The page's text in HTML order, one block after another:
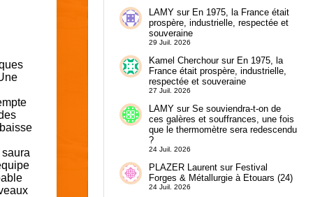
LAMYsur En 1975, la France était
prospère, industrielle, respectée et
souveraine
29 Juil. 2026
Kamel Cherchoursur En 1975, la
France était prospère, industrielle,
respectée et souveraine
27 Juil. 2026
LAMYsur Se souviendra-t-on de
ces galères et souffrances, une fois
que le thermomètre sera redescendu
?
24 Juil. 2026
PLAZER Laurentsur Festival
Forges & Métallurgie à Etouars (24)
24 Juil. 2026